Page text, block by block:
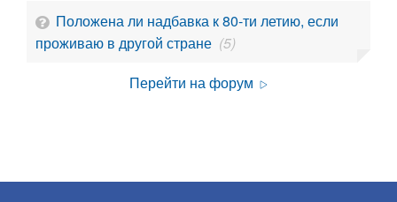
Положена ли надбавка к 80-ти летию, если
проживаю в другой стране (5)
Перейти на форум